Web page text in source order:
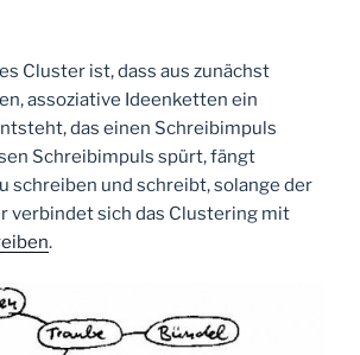
Cluster ist, dass aus zunächst
assoziative Ideenketten ein
das einen Schreibimpuls
Schreibimpuls spürt, fängt
schreiben und schreibt, solange der
verbindet sich das Clustering mit
.